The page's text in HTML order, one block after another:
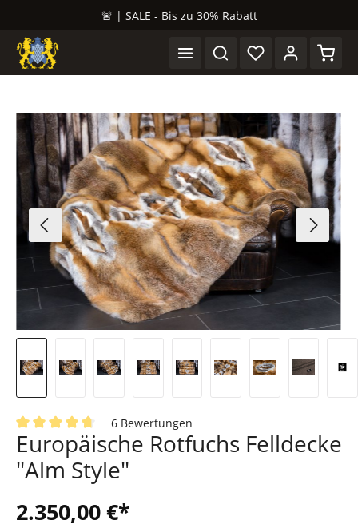
🚨 | SALE - Bis zu 30% Rabatt
Bildergalerie überspringen
Durchschnittliche Bewertung von 4.8 von 5 Sternen
6 Bewertungen
Europäische Rotfuchs Felldecke
"Alm Style"
2.350,00 €*